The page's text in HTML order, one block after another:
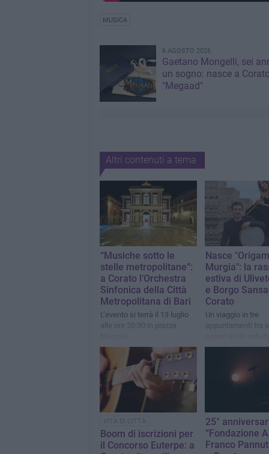
MUSICA
6 AGOSTO 2026
Gaetano Mongelli, sei
un sogno: nasce a Corato
"Megaad"
Altri contenuti a tema
“Musiche sotto le
stelle metropolitane”:
a Corato l’Orchestra
Sinfonica della Città
Metropolitana di Bari
L’evento si terrà il 13 luglio
alle ore 20:30 in piazza
Nasce
Murgia": la
estiva di
e Borgo
Corato
Un viaggio in tre
appuntamenti tra
giugno
VITA DI CITTÀ
Boom di iscrizioni per
il Concorso Euterpe: a
25°
“Fondazione
Franco